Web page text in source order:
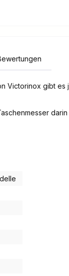
Victorinox gibt es